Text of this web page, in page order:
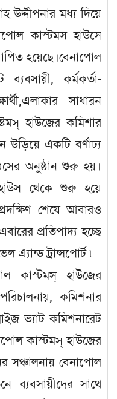
উদ্দীপনার মধ্য দিয়ে
কাস্টমস হাউসে
হয়েছে।বেনাপোল
কর্মকর্তা-
সাধারন
হাউজের কমিশার
উড়িয়ে একটি বর্ণাঢ্য
অনুষ্ঠান শুরু হয়।
হাউস থেকে শুরু হয়ে
শেষে আবারও
প্রতিপাদ্য হচ্ছে
এ্যান্ড ট্রান্সপোর্ট ৷
কাস্টমস্ হাউজের
কমিশনার
ভ্যাট কমিশনারেট
কাস্টমস্ হাউজের
সঞ্চালনায় বেনাপোল
ব্যবসায়ীদের সাথে